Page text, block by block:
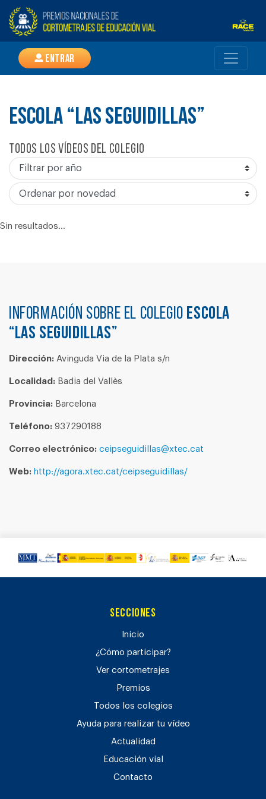
Entrar
ESCOLA “LAS SEGUIDILLAS”
Todos los vídeos del colegio
Sin resultados...
Información sobre el colegio ESCOLA
“LAS SEGUIDILLAS”
Dirección: Avinguda Via de la Plata s/n
Localidad: Badia del Vallès
Provincia: Barcelona
Teléfono: 937290188
Correo electrónico: ceipseguidillas@xtec.cat
Web: http://agora.xtec.cat/ceipseguidillas/
Secciones
Inicio
¿Cómo participar?
Ver cortometrajes
Premios
Todos los colegios
Ayuda para realizar tu vídeo
Actualidad
Educación vial
Contacto